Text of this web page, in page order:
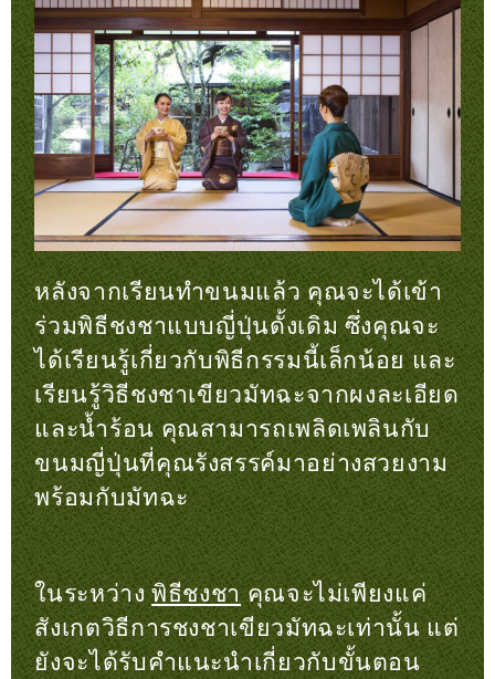
หลังจากเรียนทำขนมแล้ว คุณจะได้เข้า
ร่วมพิธีชงชาแบบญี่ปุ่นดั้งเดิม ซึ่งคุณจะ
ได้เรียนรู้เกี่ยวกับพิธีกรรมนี้เล็กน้อย และ
เรียนรู้วิธีชงชาเขียวมัทฉะจากผงละเอียด
และน้ำร้อน คุณสามารถเพลิดเพลินกับ
ขนมญี่ปุ่นที่คุณรังสรรค์มาอย่างสวยงาม
พร้อมกับมัทฉะ
ในระหว่างพิธีชงชา คุณจะไม่เพียงแค่
สังเกตวิธีการชงชาเขียวมัทฉะเท่านั้น แต่
ยังจะได้รับคำแนะนำเกี่ยวกับขั้นตอน